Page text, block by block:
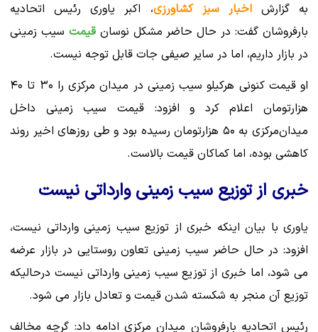
به گزارش اخبار سبز کشاورزی، اکبر یاوری رئیس اتحادیه
بارفروشان گفت: در حال حاضر مشکل نوسانقیمت سیب زمینی
در بازار داریم، اما در سایر صیفی جات قابل توجه نیست.
او قیمت کنونی هرکیلو سیب زمینی در میدان مرکزی را ۳۰ تا ۴۰
هزارتومان اعلام کرد و افزود: قیمت سیب زمینی داخل
میدان‌مرکزی به ۵۰ هزارتومان رسیده بود و طی روزهای اخیر روند
کاهشی بوده، اما کماکان قیمت بالاست.
خبری از توزیع سیب زمینی وارداتی نیست
یاوری با بیان اینکه خبری از توزیع سیب زمینی وارداتی نیست،
افزود: در حال حاضر سیب زمینی تعاون روستایی در بازار عرضه
می شود، اما خبری از توزیع سیب زمینی وارداتی نیست درحالیکه
توزیع آن منجر به شکسته شدن قیمت و تعادل بازار می شود.
رئیس اتحادیه بارفروشان میدان مرکزی ادامه داد: گرچه مخالف